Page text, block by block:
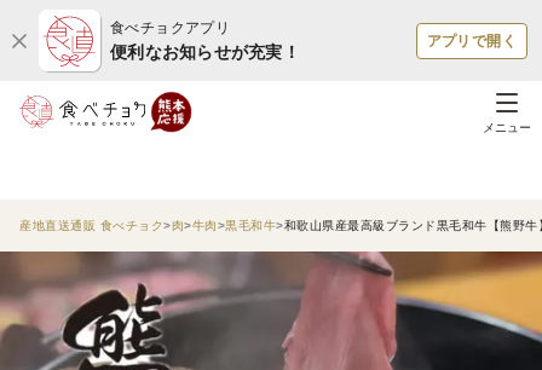
食べチョクアプリ
便利なお知らせが充実！
アプリで開く
メニュー
産地直送通販 食べチョク 肉 牛肉 黒毛和牛 和歌山県産最高級ブランド黒毛和牛【熊野